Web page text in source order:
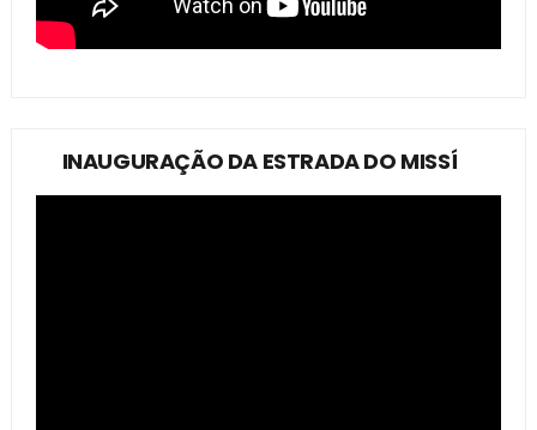
INAUGURAÇÃO DA ESTRADA DO MISSÍ